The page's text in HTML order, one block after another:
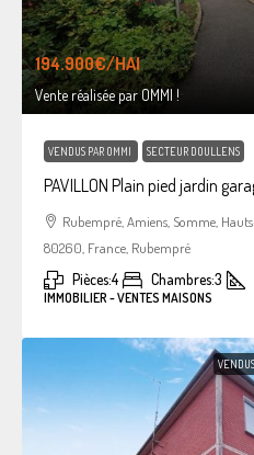
194.900€/HAI
Vente réalisée par OMMI !
VENDUS PAR OMMI SECTEUR DOULLENS
PAVILLON Plain pied jardin
Rubempré, Amiens, Somme,
80260, France, Rubempré
Pièces:4 Chambres:3
IMMOBILIER - VENTES MAISONS